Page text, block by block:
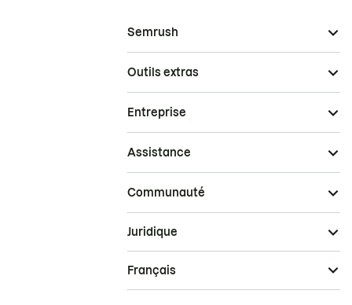
Semrush
Outils extras
Entreprise
Assistance
Communauté
Juridique
Français